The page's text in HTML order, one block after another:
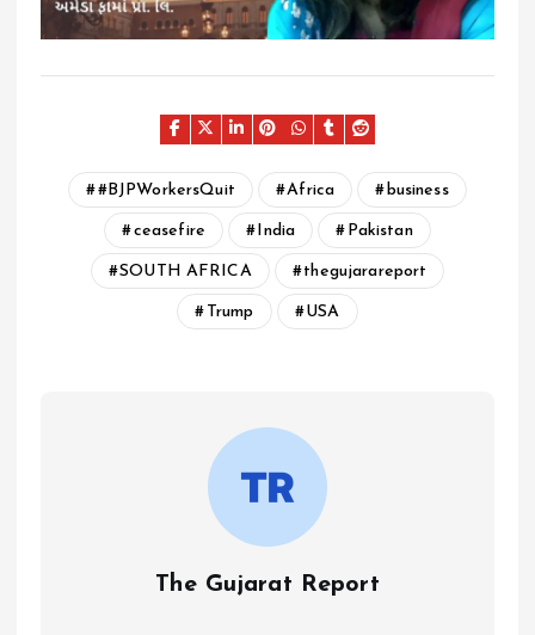
#BJPWorkersQuit Africa business
ceasefire India Pakistan
SOUTH AFRICA thegujarareport
Trump USA
The Gujarat Report